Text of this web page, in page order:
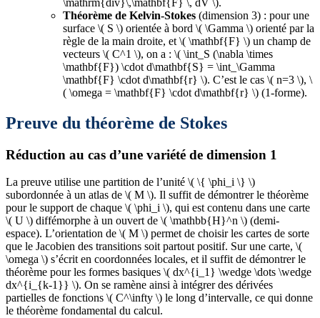
Théorème de Kelvin-Stokes (dimension 3) : pour une
surface \( S \) orientée à bord \( \Gamma \) orienté par la
règle de la main droite, et \( \mathbf{F} \) un champ de
vecteurs \( C^1 \), on a : \( \int_S (\nabla \times
\mathbf{F}) \cdot d\mathbf{S} = \int_\Gamma
\mathbf{F} \cdot d\mathbf{r} \). C’est le cas \( n=3 \), \
( \omega = \mathbf{F} \cdot d\mathbf{r} \) (1-forme).
Preuve du théorème de Stokes
Réduction au cas d’une variété de dimension 1
La preuve utilise une partition de l’unité \( \{ \phi_i \} \)
subordonnée à un atlas de \( M \). Il suffit de démontrer le théorème
pour le support de chaque \( \phi_i \), qui est contenu dans une carte
\( U \) diffémorphe à un ouvert de \( \mathbb{H}^n \) (demi-
espace). L’orientation de \( M \) permet de choisir les cartes de sorte
que le Jacobien des transitions soit partout positif. Sur une carte, \(
\omega \) s’écrit en coordonnées locales, et il suffit de démontrer le
théorème pour les formes basiques \( dx^{i_1} \wedge \dots \wedge
dx^{i_{k-1}} \). On se ramène ainsi à intégrer des dérivées
partielles de fonctions \( C^\infty \) le long d’intervalle, ce qui donne
le théorème fondamental du calcul.